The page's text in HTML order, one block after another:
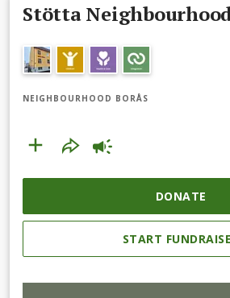
Stötta
NEIGHBOURHOOD BORÅS
DONATE
START